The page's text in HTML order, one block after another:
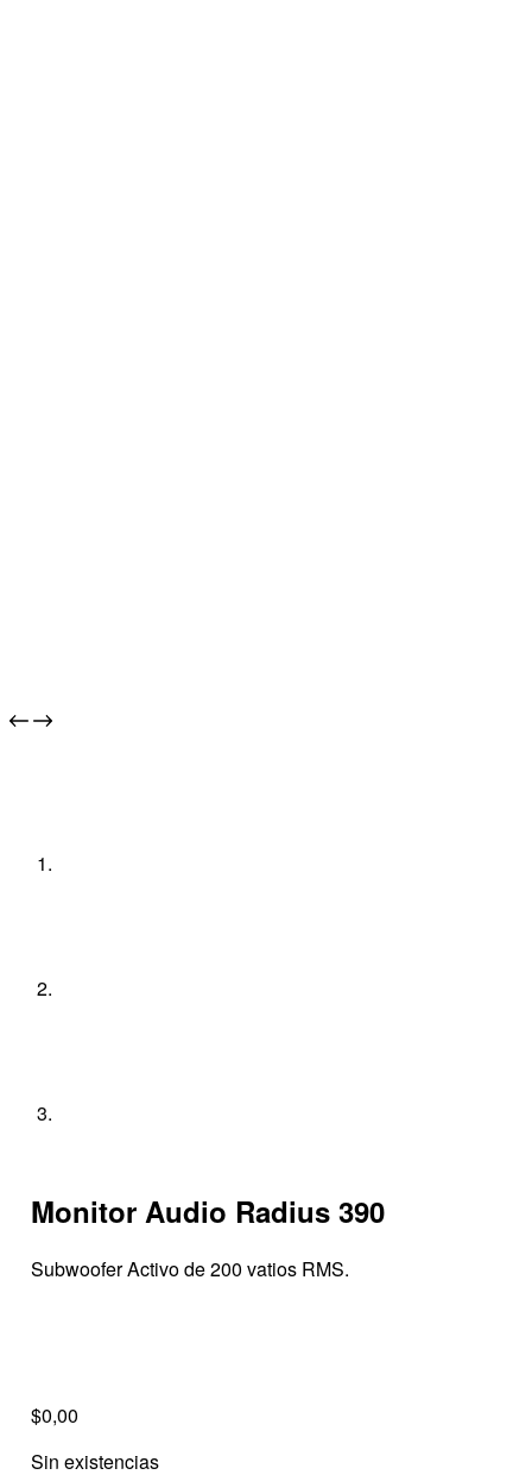
Monitor Audio Radius 390
Subwoofer Activo de 200 vatios RMS.
$0,00
Sin existencias